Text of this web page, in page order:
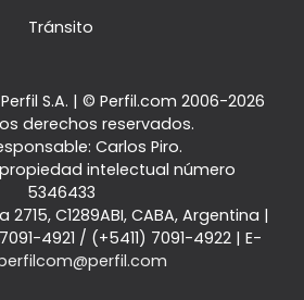
Tránsito
S.A. | © Perfil.com 2006-2026
derechos reservados.
Carlos Piro.
intelectual número
5346433
2715, C1289ABI, CABA, Argentina |
4921 / (+5411) 7091-4922| E-